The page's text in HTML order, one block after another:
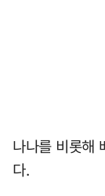
나나를 비롯해
다.